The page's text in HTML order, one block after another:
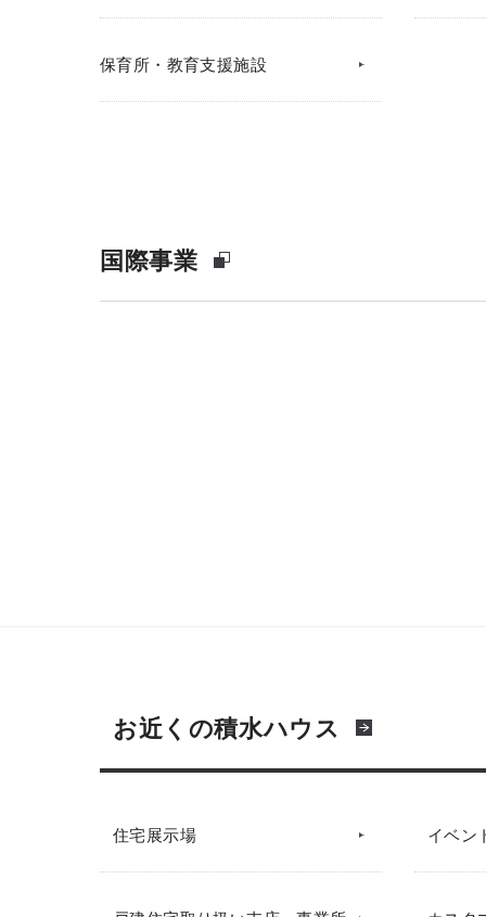
保育所・教育支援施設
国際事業
お近くの積水ハウス
住宅展示場 イベン